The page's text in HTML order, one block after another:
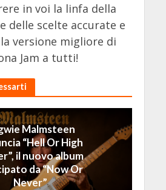
in voi la linfa della
delle scelte accurate e
versione migliore di
Jam a tutti!
Malmsteen
“Hell Or High
il nuovo album
da “Now Or
Never”